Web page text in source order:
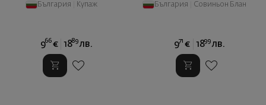
България Купаж
966 € 1889 лв.
България Совиньон Блан
971 € 1899 лв.